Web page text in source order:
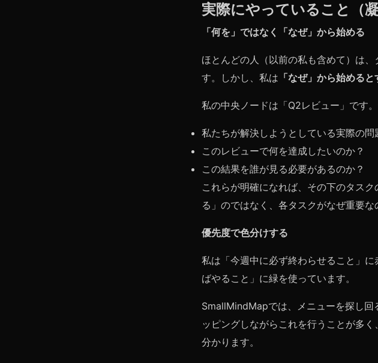
実際にやっていること（
「何を」ではなく「なぜ」から始める
ほとんどの人（以前の私も含めて）は
す。しかし、私は 「なぜ」から始める
私の中央ノードは「Q2レビュー」です
私たちが解決しようとしている実際の問
このレビューで何を達成したいのか？
この結果を誰が見る必要があるのか？
これらが明確になれば、その下のタス
る」のではなく、各タスクがなぜ重要な
優先度で色分けする
私は「今週中に必ず終わらせること」
ばやること」に緑を使っています。
SmallMindMapでは、メニューを探し
ッピングしながらこれを行うことが多
分かります。